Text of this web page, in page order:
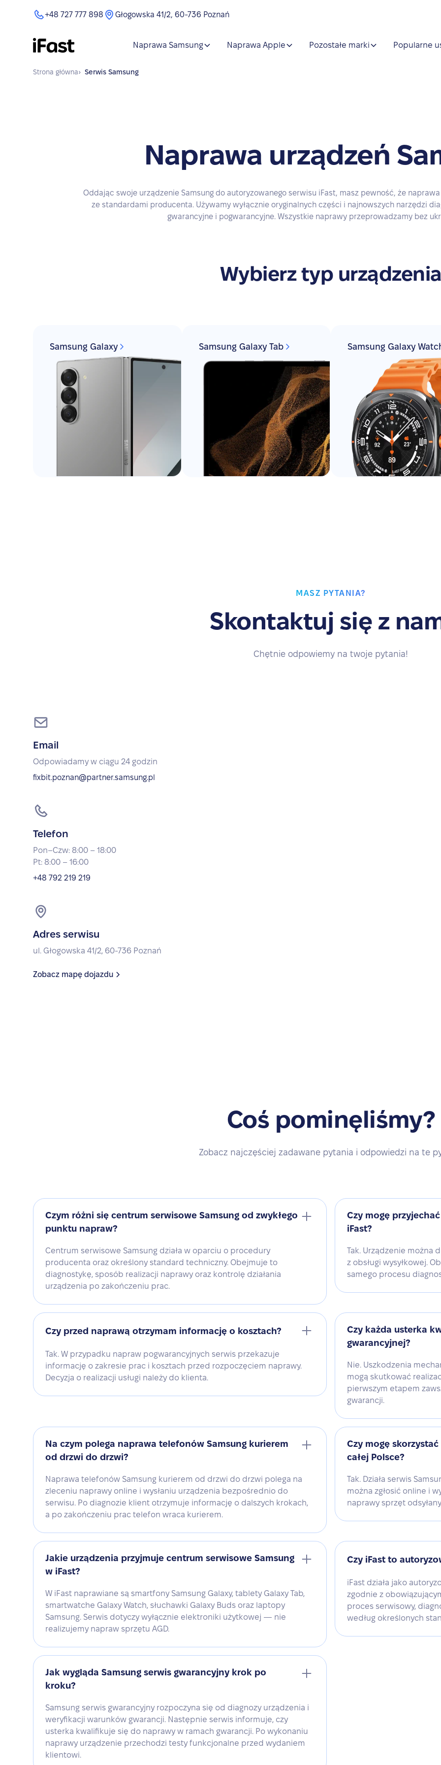
+48 727 777 898 Głogowska 41/2, 60-736 Poznań
Naprawa Samsung Naprawa Apple Pozostałe marki Popularne
Strona główna› Serwis Samsung
Naprawa urządzeń
Oddając swoje urządzenie Samsung do autoryzowanego serwisu iFast, masz pewność, że
ze standardami producenta. Używamy wyłącznie oryginalnych części i najnowszych narzędzi
gwarancyjne i pogwarancyjne. Wszystkie naprawy przeprowadzamy bez
Wybierz typ
Samsung Galaxy Samsung Galaxy Tab Samsung Galaxy
MASZ PYTANIA?
Skontaktuj się z
Chętnie odpowiemy na twoje pytania!
Email
Odpowiadamy w ciągu 24 godzin
fixbit.poznan@partner.samsung.pl
Telefon
Pon–Czw: 8:00 – 18:00
Pt: 8:00 – 16:00
+48 792 219 219
Adres serwisu
ul. Głogowska 41/2, 60-736 Poznań
Zobacz mapę dojazdu
Coś pominęliśmy?
Zobacz najczęściej zadawane pytania i odpowiedzi na te
Czym różni się centrum serwisowe Samsung od zwykłego
punktu napraw?
Centrum serwisowe Samsung działa w oparciu o procedury
producenta oraz określony standard techniczny. Obejmuje to
diagnostykę, sposób realizacji naprawy oraz kontrolę działania
urządzenia po zakończeniu prac.
Czy mogę
iFast?
Tak. Urządzenie można
z obsługi wysyłkowej.
samego procesu
Czy przed naprawą otrzymam informację o kosztach?
Tak. W przypadku napraw pogwarancyjnych serwis przekazuje
informację o zakresie prac i kosztach przed rozpoczęciem naprawy.
Decyzja o realizacji usługi należy do klienta.
Czy każda usterka
gwarancyjnej?
Nie. Uszkodzenia
mogą skutkować
pierwszym etapem
gwarancji.
Na czym polega naprawa telefonów Samsung kurierem
od drzwi do drzwi?
Naprawa telefonów Samsung kurierem od drzwi do drzwi polega na
zleceniu naprawy online i wysłaniu urządzenia bezpośrednio do
serwisu. Po diagnozie klient otrzymuje informację o dalszych krokach,
a po zakończeniu prac telefon wraca kurierem.
Czy mogę
całej Polsce?
Tak. Działa serwis
można zgłosić online i
naprawy sprzęt
Jakie urządzenia przyjmuje centrum serwisowe Samsung
w iFast?
W iFast naprawiane są smartfony Samsung Galaxy, tablety Galaxy Tab,
smartwatche Galaxy Watch, słuchawki Galaxy Buds oraz laptopy
Samsung. Serwis dotyczy wyłącznie elektroniki użytkowej — nie
realizujemy napraw sprzętu AGD.
Czy iFast to
iFast działa jako
zgodnie z
proces serwisowy,
według określonych
Jak wygląda Samsung serwis gwarancyjny krok po
kroku?
Samsung serwis gwarancyjny rozpoczyna się od diagnozy urządzenia i
weryfikacji warunków gwarancji. Następnie serwis informuje, czy
usterka kwalifikuje się do naprawy w ramach gwarancji. Po wykonaniu
naprawy urządzenie przechodzi testy funkcjonalne przed wydaniem
klientowi.